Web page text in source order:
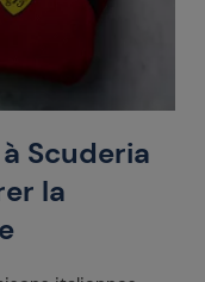
Scuderia
la